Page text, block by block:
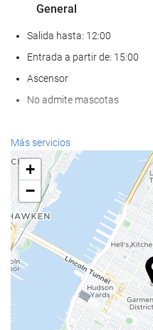
General
Salida hasta: 12:00
Entrada a partir de: 15:00
Ascensor
No admite mascotas
Comida y bebida
Restaurante a la carta
Bar
Cafetera en zonas comunes
Servicios de recepción
Recepción 24 horas
Guardaequipaje
Más servicios
+
−